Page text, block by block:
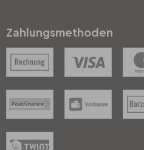
Zahlungsmethoden